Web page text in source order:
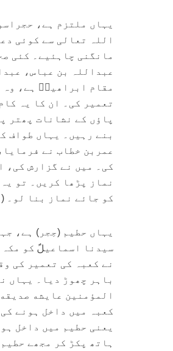
یہاں ملتزم ہے،
اللہ تعالی سے کوئی
مانگنی چاہئیے۔ کئی
عبداللہ بن عباس،
مقام ابراھیمؑ ہے، وہ
تعمیر کی۔ ان کا یہ
پاؤں کے نشانات پھتر
بنے رہیں۔ یہاں طواف
عمربن خطاب نے
کی۔ میں نے گزارش کی،
نماز پڑھا کریں۔ تو
کو جائے نماز بنا لو۔
یہاں حطیم (حِجر) ہے،
سیدنا اسماعیلؑ کو
نے کعبہ کی تعمیر کی
باہر چھوڑ دیا۔ یہاں
المؤمنين عايشه
کعبہ میں داخل ہونے
یعنی حطیم میں داخل
ہاتھ پکڑ کر مجھے